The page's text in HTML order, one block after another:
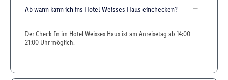
Ab wann kann ich ins Hotel Weisses Haus einchecken?
Der Check-In im Hotel Weisses Haus ist am Anreisetag ab 14:00 –
21:00 Uhr möglich.